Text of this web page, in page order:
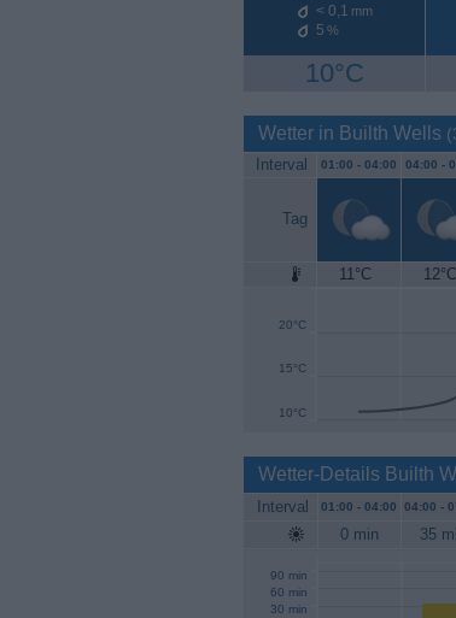
< 0,1 mm
5 %
10°C
Wetter in Builth Wells
Interval 01:00 - 04:00 04:00 -
Tag
11°C 12°C
10°C
15°C
20°C
25°C
Wetter-Details Builth
Interval 01:00 - 04:00 04:00 -
0 min 35
30 min
60 min
90 min